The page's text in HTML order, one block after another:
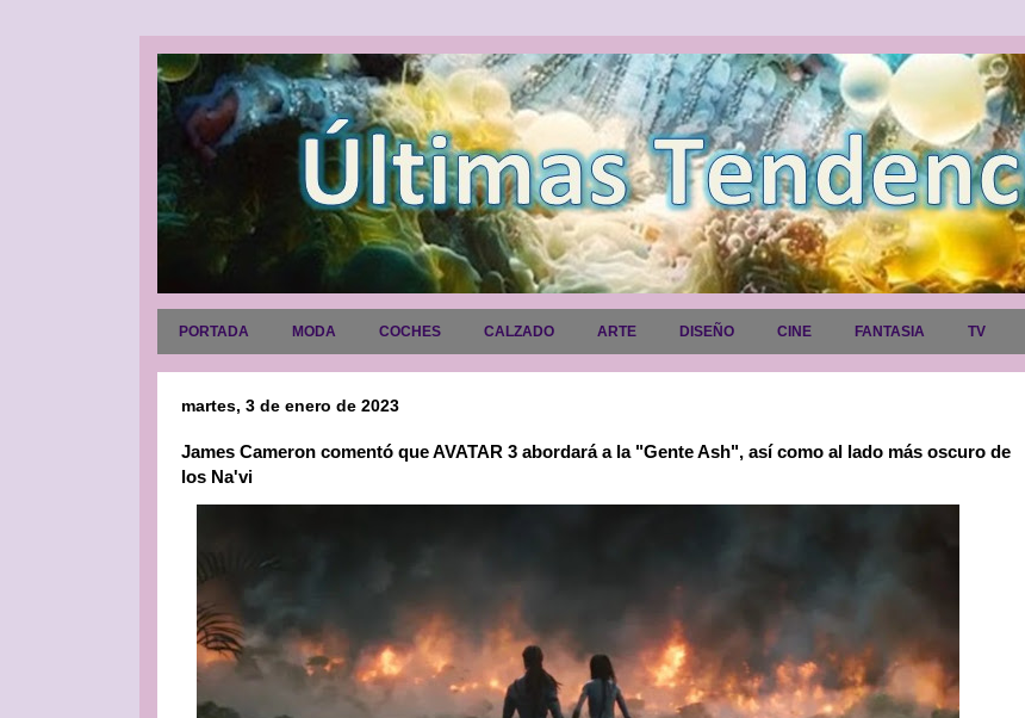
PORTADA MODA COCHES CALZADO ARTE DISEÑO CINE FANTASIA TV
martes, 3 de enero de 2023
James Cameron comentó que AVATAR 3 abordará a la "Gente Ash", así como al lado más oscuro de
los Na'vi